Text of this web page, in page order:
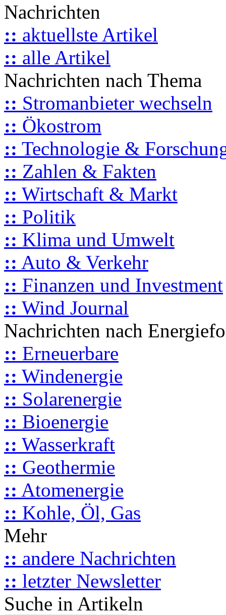
Nachrichten
:: aktuellste Artikel
:: alle Artikel
Nachrichten nach Thema
:: Stromanbieter wechseln
:: Ökostrom
:: Technologie &
:: Zahlen & Fakten
:: Wirtschaft & Markt
:: Politik
:: Klima und Umwelt
:: Auto & Verkehr
:: Finanzen und Investment
:: Wind Journal
Nachrichten nach
:: Erneuerbare
:: Windenergie
:: Solarenergie
:: Bioenergie
:: Wasserkraft
:: Geothermie
:: Atomenergie
:: Kohle, Öl, Gas
Mehr
:: andere Nachrichten
:: letzter Newsletter
Suche in Artikeln